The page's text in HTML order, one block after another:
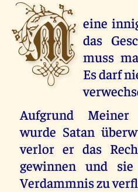
M eine
das
muss
Es darf
Aufgrund
wurde Satan
verlor er das
gewinnen und
Verdammnis zu